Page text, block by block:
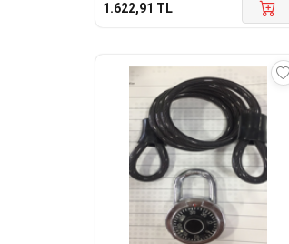
1.622,91 TL